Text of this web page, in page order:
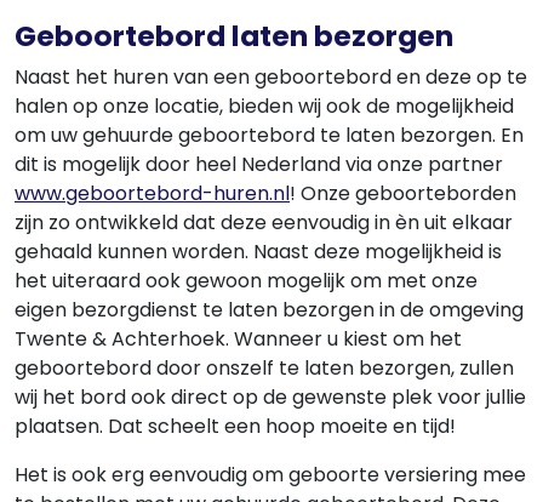
Geboortebord laten bezorgen
Naast het huren van een geboortebord en deze op te
halen op onze locatie, bieden wij ook de mogelijkheid
om uw gehuurde geboortebord te laten bezorgen. En
dit is mogelijk door heel Nederland via onze partner
www.geboortebord-huren.nl! Onze geboorteborden
zijn zo ontwikkeld dat deze eenvoudig in èn uit elkaar
gehaald kunnen worden. Naast deze mogelijkheid is
het uiteraard ook gewoon mogelijk om met onze
eigen bezorgdienst te laten bezorgen in de omgeving
Twente & Achterhoek. Wanneer u kiest om het
geboortebord door onszelf te laten bezorgen, zullen
wij het bord ook direct op de gewenste plek voor jullie
plaatsen. Dat scheelt een hoop moeite en tijd!
Het is ook erg eenvoudig om geboorte versiering mee